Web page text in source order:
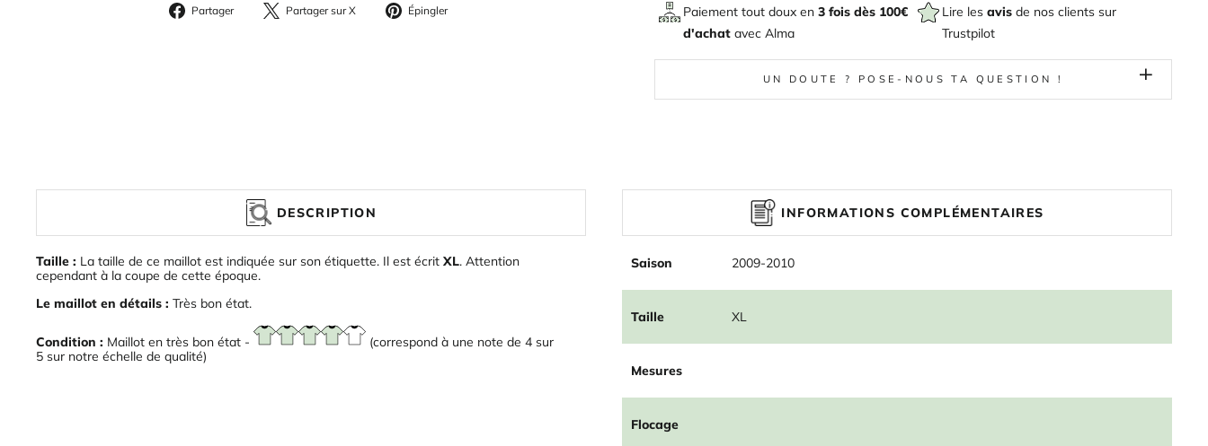
Partager
Partager
sur
Partager sur X
PartagerÉpingler Paiement tout doux en 3 fois dès 100€
d'achat avec Alma
Lire les avis de nos clients sur
Trustpilot
UN DOUTE ? POSE-NOUS TA QUESTION !
DESCRIPTION
Taille : La taille de ce maillot est indiquée sur son étiquette. Il est écrit XL. Attention
cependant à la coupe de cette époque.
Le maillot en détails : Très bon état.
Condition : Maillot en très bon état -
(correspond à une note de 4 sur
5 sur notre échelle de qualité)
INFORMATIONS COMPLÉMENTAIRES
Saison 2009-2010
Taille XL
Mesures
Flocage